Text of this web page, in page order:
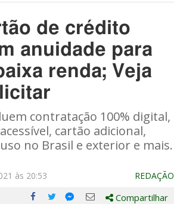
de crédito
anuidade para
renda; Veja
contratação 100% digital,
cartão adicional,
no Brasil e exterior e mais.
às 20:53 REDAÇÃO
Compartilhar